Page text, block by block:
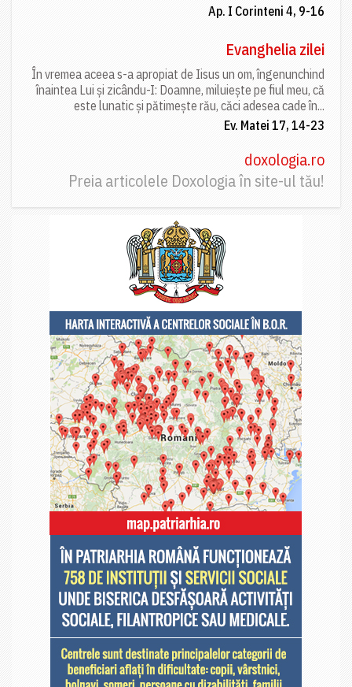
Ap. I Corinteni 4, 9-16
Evanghelia zilei
În vremea aceea s-a apropiat de Iisus un om, îngenunchind
înaintea Lui și zicându-I: Doamne, miluiește pe fiul meu, că
este lunatic și pătimește rău, căci adesea cade în...
Ev. Matei 17, 14-23
doxologia.ro
Preia articolele Doxologia în site-ul tău!